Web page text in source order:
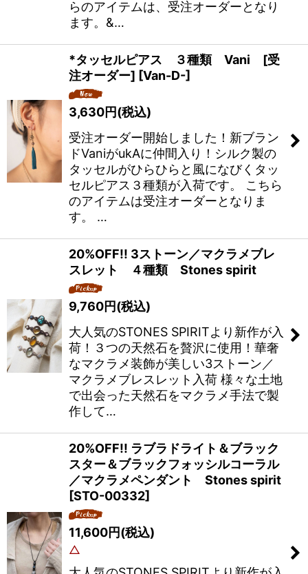
らのアイテムは、受注オーダーとなり
ます。&…
*タッセルピアス ３種類 Vani [受
注オーダー] [Van-D-]
3,630円(税込)
受注オーダー開始しました！新ブラン
ドVaniがukAに仲間入り！シルク製の
タッセルがひらひらと風になびくタッ
セルピアス３種類が入荷です。 こちら
のアイテムは受注オーダーとなりま
す。 …
20%OFF!! 3ストーン／マクラメブレ
スレット ４種類 Stones spirit
9,760円(税込)
大人気のSTONES SPIRITより新作が入
荷！３つの天然石を贅沢に使用！華奢
なマクラメ装飾が美しい3ストーン／
マクラメブレスレット入荷 様々な土地
で出会った天然石をマクラメ手法で製
作して…
20%OFF!! ラブラドライト＆ブラック
スター＆ブラックフォッシルコーラル
／マクラメペンダント Stones spirit
[STO-00332]
11,600円(税込)
△